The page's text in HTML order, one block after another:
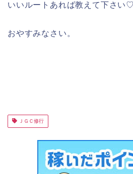
いいルートあれば教えて下さい♡
おやすみなさい。
ＪＧＣ修行